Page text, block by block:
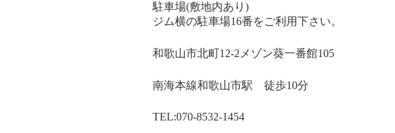
駐車場(敷地内あり)
ジム横の駐車場16番をご利用下さい。
和歌山市北町12-2メゾン葵一番館105
南海本線​和歌山市駅 徒歩10分
TEL:070-8532-1454